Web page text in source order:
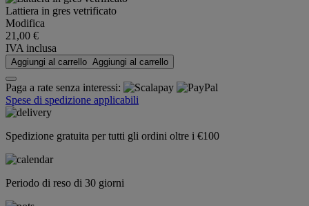
Lattiera in gres vetrificato
Modifica
21,00 €
IVA inclusa
Aggiungi al carrello Aggiungi al carrello
Paga a rate senza interessi:
Spese di spedizione applicabili
Spedizione gratuita per tutti gli ordini oltre i €100
Periodo di reso di 30 giorni